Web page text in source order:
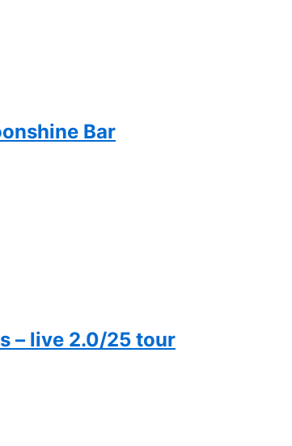
Bar
– live 2.0/25 tour